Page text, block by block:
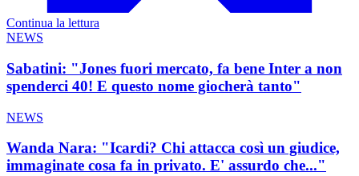
Continua la lettura
NEWS
Sabatini: "Jones fuori mercato, fa bene Inter a non
spenderci 40! E questo nome giocherà tanto"
NEWS
Wanda Nara: "Icardi? Chi attacca così un giudice,
immaginate cosa fa in privato. E' assurdo che..."